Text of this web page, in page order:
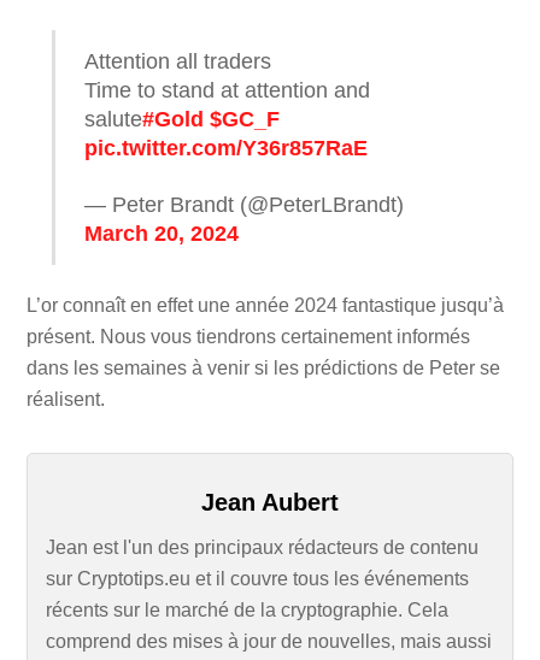
Attention all traders
Time to stand at attention and
salute#Gold $GC_F
pic.twitter.com/Y36r857RaE
— Peter Brandt (@PeterLBrandt)
March 20, 2024
L’or connaît en effet une année 2024 fantastique jusqu’à
présent. Nous vous tiendrons certainement informés
dans les semaines à venir si les prédictions de Peter se
réalisent.
Jean Aubert
Jean est l'un des principaux rédacteurs de contenu
sur Cryptotips.eu et il couvre tous les événements
récents sur le marché de la cryptographie. Cela
comprend des mises à jour de nouvelles, mais aussi